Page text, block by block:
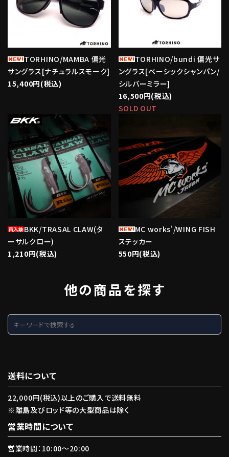
TORHINO/MAMBA 偏光
サングラス[ナチュラルスモーク]
15,400円(税込)
TORHINO/bundi 偏光サ
ングラス[ベーシックシャンパン/
シルバーミラー]
16,500円(税込)
SOLD OUT
BKK/TRASAL CLAW(タ
ーサルクロー)
1,210円(税込)
favorite
MC works'/WING FISH
ステッカー
550円(税込)
他の商品を探す
送料について
22,000円(税込)以上のご購入で送料無料
※離島及びロッド等の大型商品は除く
営業時間について
営業時間：10:00〜20:00